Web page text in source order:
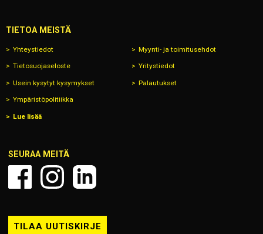
TIETOA MEISTÄ
Yhteystiedot Myynti- ja toimitusehdot
Tietosuojaseloste Yritystiedot
Usein kysytyt kysymykset Palautukset
Ympäristöpolitiikka
Lue lisää
SEURAA MEITÄ
TILAA UUTISKIRJE